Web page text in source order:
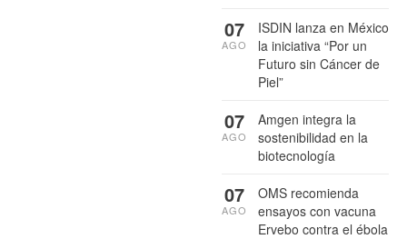
ISDIN lanza en México
la iniciativa “Por un
Futuro sin Cáncer de
Piel”
07
AGO
Amgen integra la
sostenibilidad en la
biotecnología
07
AGO
OMS recomienda
ensayos con vacuna
Ervebo contra el ébola
07
AGO